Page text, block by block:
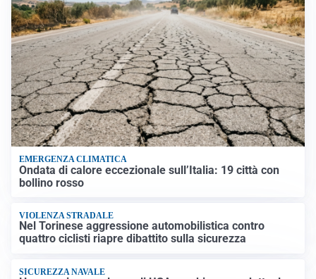
EMERGENZA CLIMATICA
Ondata di calore eccezionale sull’Italia: 19 città con
bollino rosso
VIOLENZA STRADALE
Nel Torinese aggressione automobilistica contro
quattro ciclisti riapre dibattito sulla sicurezza
SICUREZZA NAVALE